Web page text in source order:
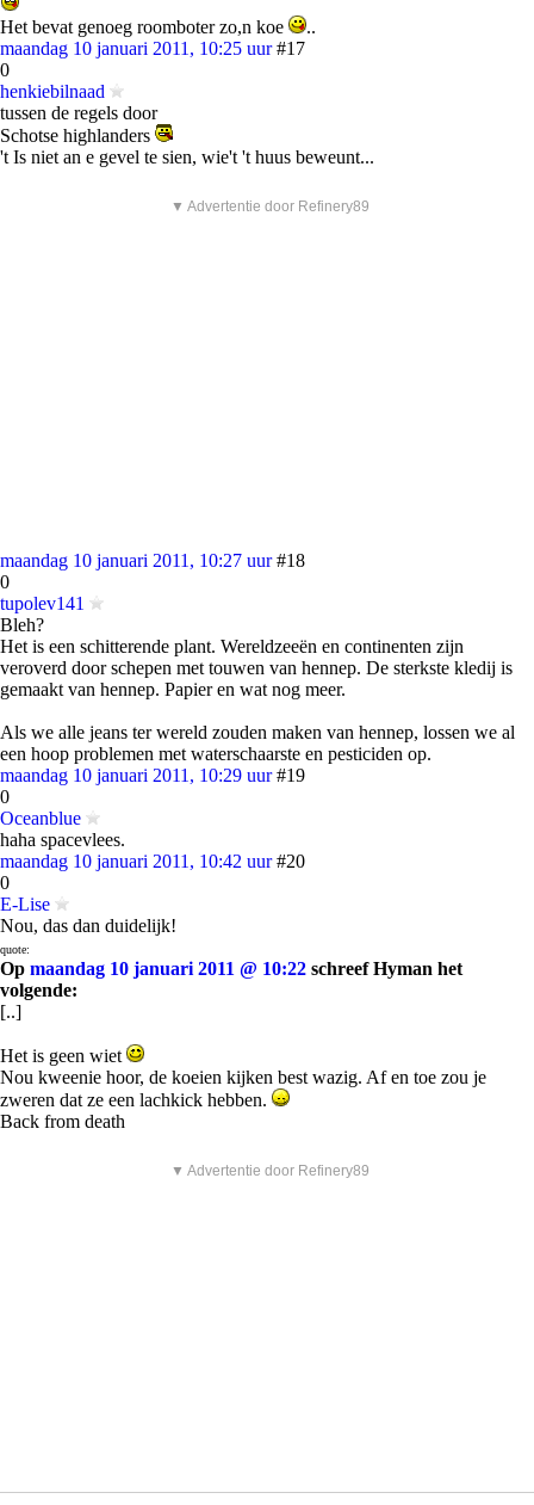
Het bevat genoeg roomboter zo,n koe
..
maandag 10 januari 2011, 10:25 uur #17
0
henkiebilnaad
tussen de regels door
Schotse highlanders
't Is niet an e gevel te sien, wie't 't huus beweunt...
▼ Advertentie door Refinery89
maandag 10 januari 2011, 10:27 uur #18
0
tupolev141
Bleh?
Het is een schitterende plant. Wereldzeeën en continenten zijn
veroverd door schepen met touwen van hennep. De sterkste kledij is
gemaakt van hennep. Papier en wat nog meer.
Als we alle jeans ter wereld zouden maken van hennep, lossen we al
een hoop problemen met waterschaarste en pesticiden op.
maandag 10 januari 2011, 10:29 uur #19
0
Oceanblue
haha spacevlees.
maandag 10 januari 2011, 10:42 uur #20
0
E-Lise
Nou, das dan duidelijk!
quote:
Op maandag 10 januari 2011 @ 10:22 schreef Hyman het
volgende:
[..]
Het is geen wiet
Nou kweenie hoor, de koeien kijken best wazig. Af en toe zou je
zweren dat ze een lachkick hebben.
Back from death
▼ Advertentie door Refinery89